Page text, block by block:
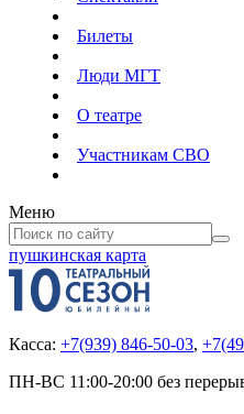
Билеты
Люди МГТ
О театре
Участникам СВО
Меню
пушкинская карта
Касса: +7(939) 846-50-03,
ПН-ВС 11:00-20:00 без